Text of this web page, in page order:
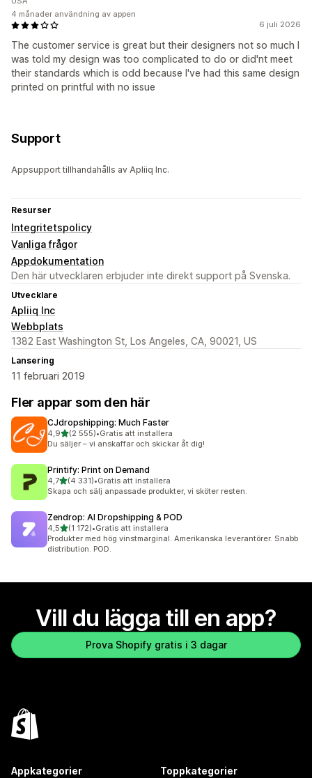
6 juli 2026
The customer service is great but their designers not so much I
was told my design was too complicated to do or did'nt meet
their standards which is odd because I've had this same design
printed on printful with no issue
4 månader användning av appen
Support
Appsupport tillhandahålls av Apliiq Inc.
Resurser
Integritetspolicy
Vanliga frågor
Appdokumentation
Den här utvecklaren erbjuder inte direkt support på Svenska.
Utvecklare
Apliiq Inc
Webbplats
1382 East Washington St, Los Angeles, CA, 90021, US
Lansering
11 februari 2019
Fler appar som den här
CJdropshipping: Much Faster
4,9av 5 stjärnor
(2 555)
2555 recensioner totalt
•Gratis att installera
Du säljer – vi anskaffar och skickar åt dig!
Printify: Print on Demand
4,7av 5 stjärnor
(4 331)
4331 recensioner totalt
•Gratis att installera
Skapa och sälj anpassade produkter, vi sköter resten.
Zendrop: AI Dropshipping & POD
4,5av 5 stjärnor
(1 172)
1172 recensioner totalt
•Gratis att installera
Produkter med hög vinstmarginal. Amerikanska leverantörer. Snabb
distribution. POD.
Vill du lägga till en app?
Prova Shopify gratis i 3 dagar
Appkategorier Toppkategorier